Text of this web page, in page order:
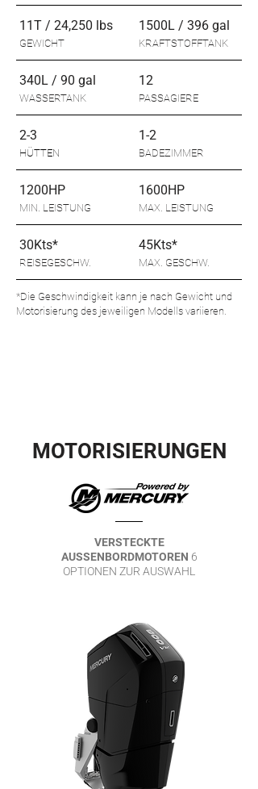
11T / 24,250 lbs
GEWICHT
1500L / 396 gal
KRAFTSTOFFTANK
340L / 90 gal
WASSERTANK
12
PASSAGIERE
2-3
HÜTTEN
1-2
BADEZIMMER
1200HP
MIN. LEISTUNG
1600HP
MAX. LEISTUNG
30Kts*
REISEGESCHW.
45Kts*
MAX. GESCHW.
*Die Geschwindigkeit kann je nach Gewicht und
Motorisierung des jeweiligen Modells variieren.
MOTORISIERUNGEN
VERSTECKTE
AUSSENBORDMOTOREN 6
OPTIONEN ZUR AUSWAHL